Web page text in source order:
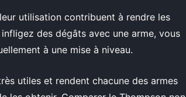
utilisation contribuent à rendre les
des dégâts avec une arme, vous
à une mise à niveau.
utiles et rendent chacune des armes